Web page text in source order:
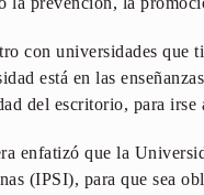
con universidades que
está en las
del escritorio, para
enfatizó que la
(IPSI), para que sea